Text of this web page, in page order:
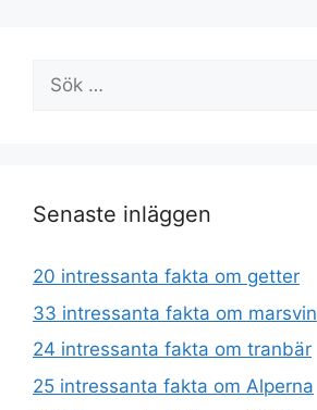
Sök
efter:
Senaste inläggen
20 intressanta fakta om getter
33 intressanta fakta om marsvin
24 intressanta fakta om tranbär
25 intressanta fakta om Alperna